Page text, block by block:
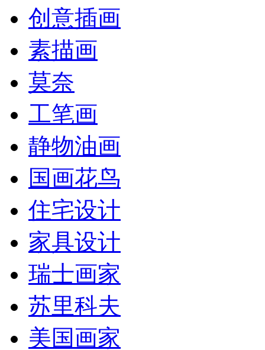
创意插画
素描画
莫奈
工笔画
静物油画
国画花鸟
住宅设计
家具设计
瑞士画家
苏里科夫
美国画家